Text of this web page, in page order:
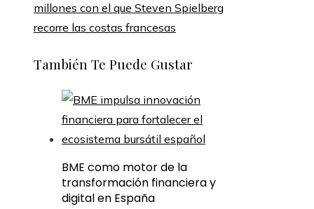
millones con el que Steven Spielberg
recorre las costas francesas
También Te Puede Gustar
BME como motor de la
transformación financiera y
digital en España